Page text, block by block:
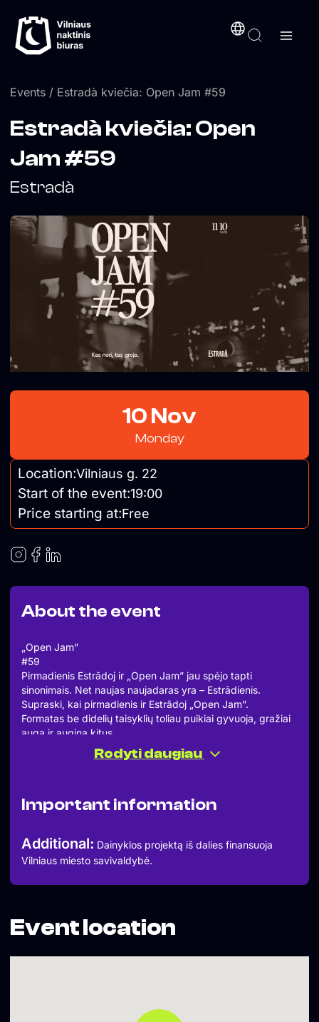
content
Events / Estradà kviečia: Open Jam #59
About the event
„Open Jam”
#59
Pirmadienis Estrãdoj ir „Open Jam” jau spėjo tapti
sinonimais. Net naujas naujadaras yra – Estrãdienis.
Supraski, kai pirmadienis ir Estrãdoj „Open Jam”.
Formatas be didelių taisyklių toliau puikiai gyvuoja, gražiai
auga ir augina kitus.
Primenam, laukiami visi grojantys, dainuojantys ir
klausantys. Visi lygiai, visi instrumentai. Tereikia noro,
groji, pasiimki draugu ir ateiki.
Pabaigos laikas nežinomas ir nenorimas žinoti.
Atvira visiems.
Rodyti daugiau
Important information
Additional: Dainyklos projektą iš dalies finansuoja
Vilniaus miesto savivaldybė.
Estradà kviečia: Open
Jam #59
Estradà
10 Nov
Monday
Location:Vilniaus g. 22
Start of the event:19:00
Price starting at:Free
Event location